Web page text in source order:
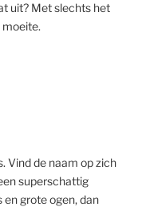
uit? Met slechts het
moeite.
Vind de naam op zich
superschattig
grote ogen, dan